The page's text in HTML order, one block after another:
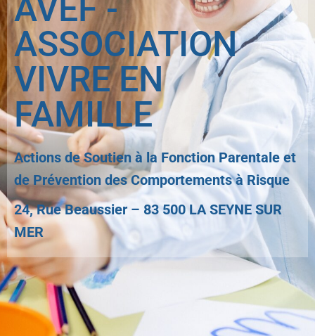
AVEF -
ASSOCIATION
VIVRE EN
FAMILLE
Actions de Soutien à la Fonction Parentale et
de Prévention des Comportements à Risque
24, Rue Beaussier – 83 500 LA SEYNE SUR
MER